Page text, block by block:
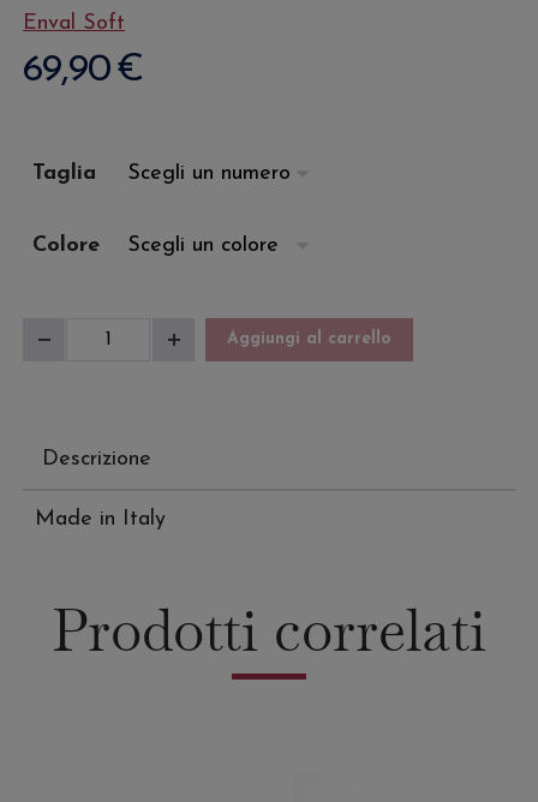
Enval Soft
69,90€
Taglia
Colore
Sandalo
Aumenta
Aggiungi al carrello
Descrizione
Made in Italy
Prodotti correlati